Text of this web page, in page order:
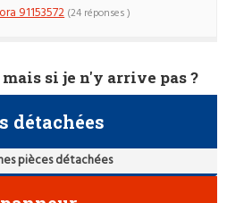
91153572 (24 réponses )
mais si je n'y arrive pas ?
détachées
pièces détachées